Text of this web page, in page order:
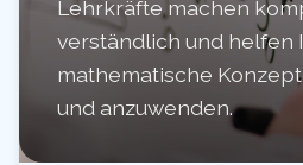
Lehrkräfte machen
verständlich und helfen
mathematische
und anzuwenden.